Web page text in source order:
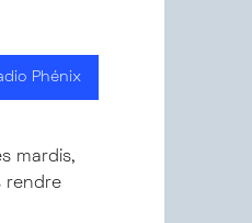
Phénix
mar­dis,
rendre